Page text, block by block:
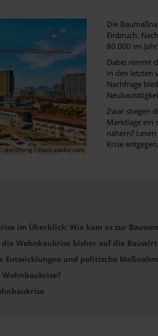
zhu difeng / stock.adobe.com
Die
Einbruch.
80.000 im
Dabei nimmt
in den letzten
Nachfrage
Zwar stiegen
Marktlage ein
nähern?
Krise
im Überblick: Wie kam es zur
Wohnbaukrise bisher auf die
Entwicklungen und politische
Wohnbaukrise?